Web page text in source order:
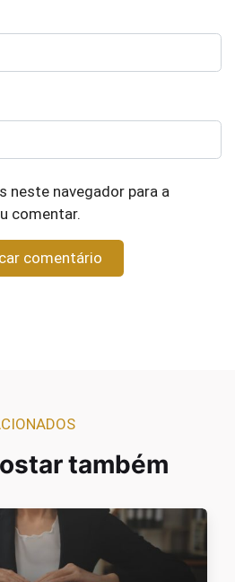
neste navegador para a
comentar.
também